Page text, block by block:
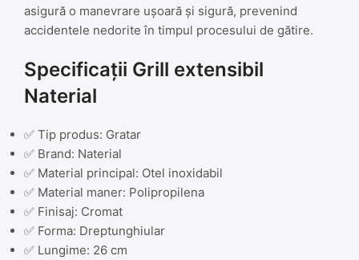
asigură o manevrare ușoară și sigură, prevenind
accidentele nedorite în timpul procesului de gătire.
Specificații Grill extensibil
Naterial
✅ Tip produs: Gratar
✅ Brand: Naterial
✅ Material principal: Otel inoxidabil
✅ Material maner: Polipropilena
✅ Finisaj: Cromat
✅ Forma: Dreptunghiular
✅ Lungime: 26 cm